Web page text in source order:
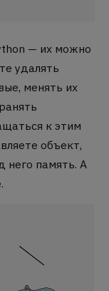
— их можно
удалять
менять их
к этим
объект,
него память. А